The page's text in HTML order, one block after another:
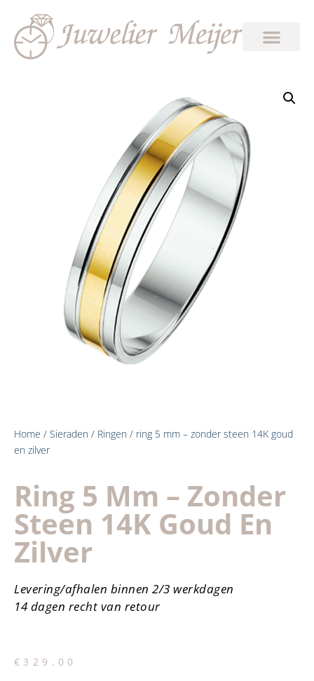
Home / Sieraden / Ringen / ring 5 mm – zonder steen 14K goud
en zilver
Ring 5 Mm – Zonder
Steen 14K Goud En
Zilver
Levering/afhalen binnen 2/3 werkdagen
14 dagen recht van retour
€ 329.00